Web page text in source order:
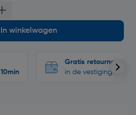
In winkelwagen
10min
Gratis retourneren
in de vestigingen